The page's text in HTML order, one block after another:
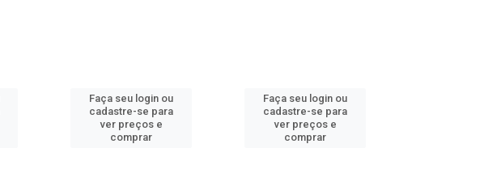
Faça seu login ou
cadastre-se para
ver preços e
comprar
Faça seu login ou
cadastre-se para
ver preços e
comprar